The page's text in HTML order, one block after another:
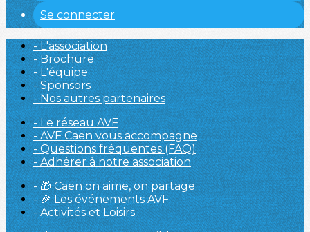
Se connecter
- L'association
- Brochure
- L'équipe
- Sponsors
- Nos autres partenaires
- Le réseau AVF
- AVF Caen vous accompagne
- Questions fréquentes (FAQ)
- Adhérer à notre association
- 🎁 Caen on aime, on partage
- 🎉 Les événements AVF
- Activités et Loisirs